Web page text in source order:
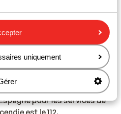
uniquement
n'est pas nécessaire.
les tapas, la paella et la
pour les services de
est le 112.